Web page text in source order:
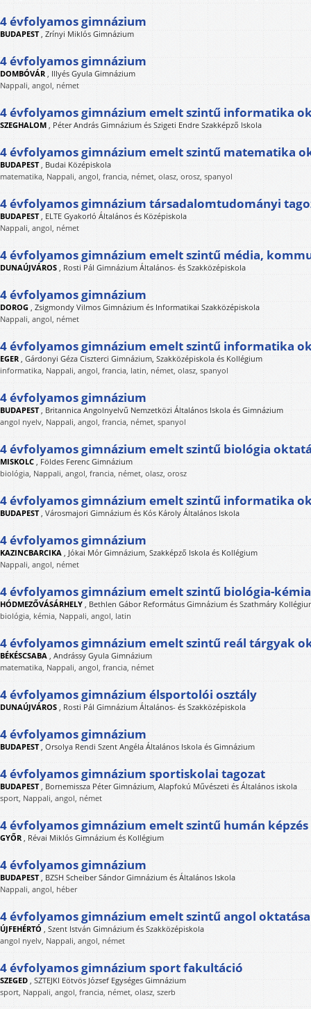
4 évfolyamos gimnázium
BUDAPEST, Zrínyi Miklós Gimnázium
4 évfolyamos gimnázium
DOMBÓVÁR , Illyés Gyula Gimnázium
Nappali, angol, német
4 évfolyamos gimnázium emelt szintű informatika
SZEGHALOM , Péter András Gimnázium és Szigeti Endre Szakképző Iskola
4 évfolyamos gimnázium emelt szintű matematika
BUDAPEST, Budai Középiskola
matematika, Nappali, angol, francia, német, olasz, orosz, spanyol
4 évfolyamos gimnázium társadalomtudományi
BUDAPEST, ELTE Gyakorló Általános és Középiskola
Nappali, angol, német
4 évfolyamos gimnázium emelt szintű média,
DUNAÚJVÁROS , Rosti Pál Gimnázium Általános- és Szakközépiskola
4 évfolyamos gimnázium
DOROG , Zsigmondy Vilmos Gimnázium és Informatikai Szakközépiskola
Nappali, angol, német
4 évfolyamos gimnázium emelt szintű informatika
EGER , Gárdonyi Géza Ciszterci Gimnázium, Szakközépiskola és Kollégium
informatika, Nappali, angol, francia, latin, német, olasz, spanyol
4 évfolyamos gimnázium
BUDAPEST, Britannica Angolnyelvű Nemzetközi Általános Iskola és Gimnázium
angol nyelv, Nappali, angol, francia, német, spanyol
4 évfolyamos gimnázium emelt szintű biológia
MISKOLC , Földes Ferenc Gimnázium
biológia, Nappali, angol, francia, német, olasz, orosz
4 évfolyamos gimnázium emelt szintű informatika
BUDAPEST, Városmajori Gimnázium és Kós Károly Általános Iskola
4 évfolyamos gimnázium
KAZINCBARCIKA , Jókai Mór Gimnázium, Szakképző Iskola és Kollégium
Nappali, angol, német
4 évfolyamos gimnázium emelt szintű biológia-
HÓDMEZŐVÁSÁRHELY , Bethlen Gábor Református Gimnázium és Szathmáry
biológia, kémia, Nappali, angol, latin
4 évfolyamos gimnázium emelt szintű reál tárgyak
BÉKÉSCSABA , Andrássy Gyula Gimnázium
matematika, Nappali, angol, francia, német
4 évfolyamos gimnázium élsportolói osztály
DUNAÚJVÁROS , Rosti Pál Gimnázium Általános- és Szakközépiskola
4 évfolyamos gimnázium
BUDAPEST, Orsolya Rendi Szent Angéla Általános Iskola és Gimnázium
4 évfolyamos gimnázium sportiskolai tagozat
BUDAPEST, Bornemissza Péter Gimnázium, Alapfokú Művészeti és Általános iskola
sport, Nappali, angol, német
4 évfolyamos gimnázium emelt szintű humán
GYŐR , Révai Miklós Gimnázium és Kollégium
4 évfolyamos gimnázium
BUDAPEST, BZSH Scheiber Sándor Gimnázium és Általános Iskola
Nappali, angol, héber
4 évfolyamos gimnázium emelt szintű angol oktatása
ÚJFEHÉRTÓ , Szent István Gimnázium és Szakközépiskola
angol nyelv, Nappali, angol, német
4 évfolyamos gimnázium sport fakultáció
SZEGED , SZTEJKI Eötvös József Egységes Gimnázium
sport, Nappali, angol, francia, német, olasz, szerb